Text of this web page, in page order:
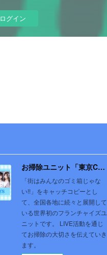
ログイン
お掃除ユニット「東京CLEAR'S」公式HP
「街はみんなのゴミ箱じゃな
い!!」をキャッチコピーとし
て、全国各地に続々と展開して
いる世界初のフランチャイズユ
ニットです。 LIVE活動を通じ
てお掃除の大切さを伝えていき
ます。